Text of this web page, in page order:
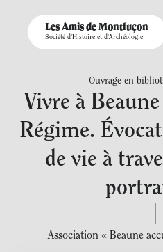
Les Amis de Montluçon
Société d'Histoire et d'Archéologie
Ouvrage en
Vivre à
Régime.
de vie à
Association « Beaune